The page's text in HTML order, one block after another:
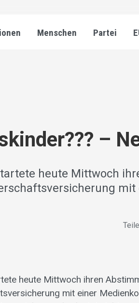
Menschen Partei
–
heute Mittwoch
heute Mittwoch ihren
mit einer